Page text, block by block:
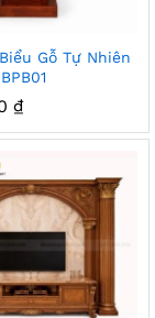
Gỗ Tự Nhiên
₫